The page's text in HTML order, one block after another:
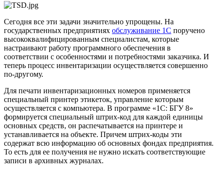
Сегодня все эти задачи значительно упрощены. На
государственных предприятиях обслуживание 1С поручено
высококвалифицированным специалистам, которые
настраивают работу программного обеспечения в
соответствии с особенностями и потребностями заказчика. И
теперь процесс инвентаризации осуществляется совершенно
по-другому.
Для печати инвентаризационных номеров применяется
специальный принтер этикеток, управление которым
осуществляется с компьютера. В программе «1С: БГУ 8»
формируется специальный штрих-код для каждой единицы
основных средств, он распечатывается на принтере и
устанавливается на объекте. Причем штрих-коды эти
содержат всю информацию об основных фондах предприятия.
То есть для ее получения не нужно искать соответствующие
записи в архивных журналах.